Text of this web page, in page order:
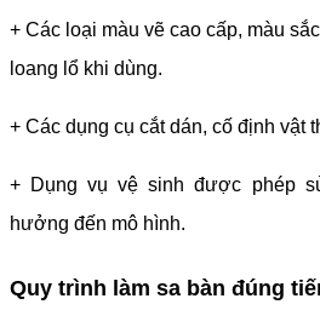
+ Các loại màu vẽ cao cấp, màu
loang lổ khi dùng.
+ Các dụng cụ cắt dán, cố định vật
+ Dụng vụ vệ sinh được phép
hưởng đến mô hình.
Quy trình làm sa bàn đúng